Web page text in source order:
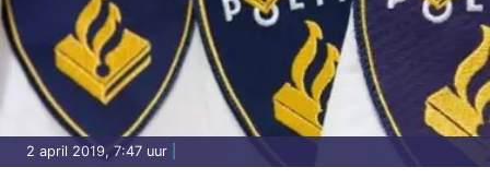
2 april 2019, 7:47 uur